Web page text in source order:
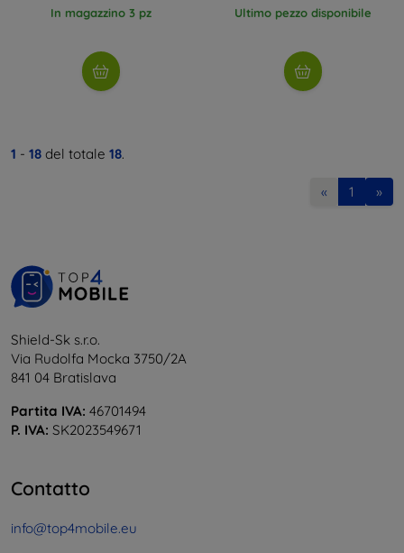
In magazzino 3 pz Ultimo pezzo disponibile
1 - 18 del totale 18.
« 1 »
Shield-Sk s.r.o.
Via Rudolfa Mocka 3750/2A
841 04 Bratislava
Partita IVA: 46701494
P. IVA: SK2023549671
Contatto
info@top4mobile.eu